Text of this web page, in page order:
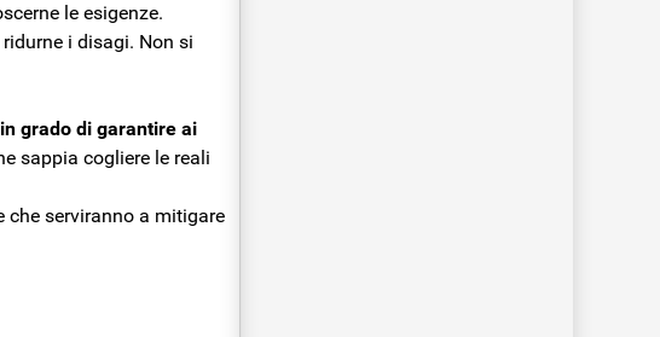
le esigenze.
i disagi. Non si
grado di garantire ai
sappia cogliere le reali
serviranno a mitigare